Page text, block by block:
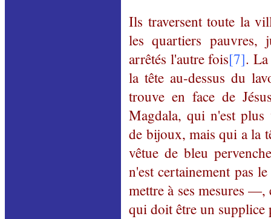
Ils traversent toute la
les quartiers
arrêtés l'autre fois[7]. La
la tête au-dessus du
trouve en face de
Magdala, qui n'est plus
de bijoux, mais qui a la
vêtue de bleu
n'est certainement pas
mettre à ses mesures —,
qui doit être un supplice